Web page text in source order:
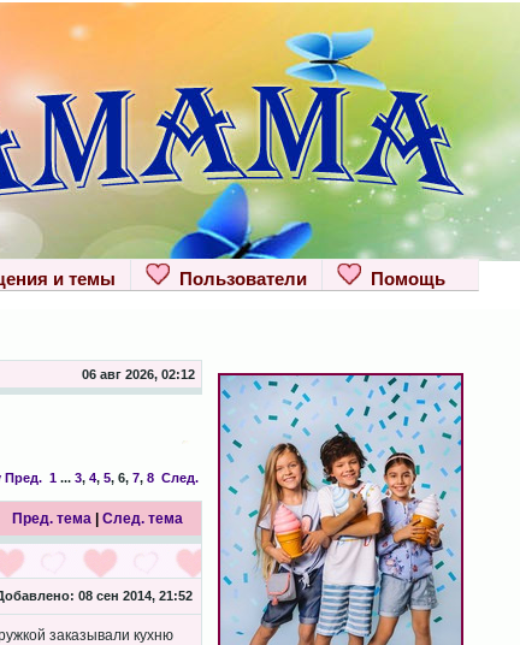
Помощь
Пользователи
и темы
06 авг 2026, 02:12
Пред. 1... 3, 4, 5, 6, 7, 8 След.
Пред. тема| След. тема
08 сен 2014, 21:52
заказывали кухню